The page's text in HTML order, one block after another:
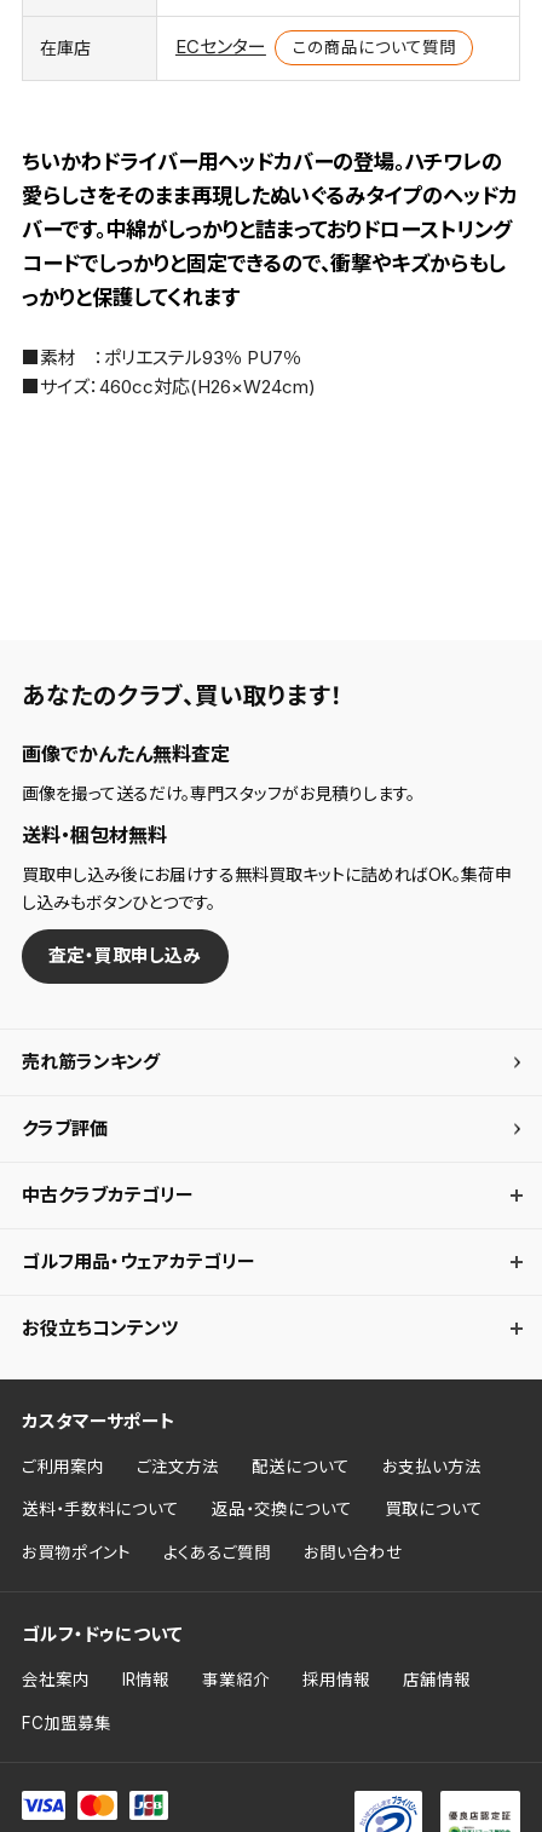
在庫店 ECセンター この商品について質問
ちいかわドライバー用ヘッドカバーの登場。ハチワレの
愛らしさをそのまま再現したぬいぐるみタイプのヘッドカ
バーです。中綿がしっかりと詰まっておりドローストリング
コードでしっかりと固定できるので、衝撃やキズからもし
っかりと保護してくれます
■素材 ：ポリエステル93％ PU7％
■サイズ：460cc対応(H26×W24cm)
あなたのクラブ、 買い取ります！
画像でかんたん無料査定
画像を撮って送るだけ。専門スタッフがお見積りします。
送料・梱包材無料
買取申し込み後にお届けする無料買取キットに詰めればOK。集荷申
し込みもボタンひとつです。
査定・買取申し込み
売れ筋ランキング
クラブ評価
中古クラブカテゴリー
ゴルフ用品・ウェアカテゴリー
お役立ちコンテンツ
カスタマーサポート
ご利用案内 ご注文方法 配送について お支払い方法
送料・手数料について 返品・交換について 買取について
お買物ポイント よくあるご質問 お問い合わせ
ゴルフ・ドゥについて
会社案内 IR情報 事業紹介 採用情報 店舗情報
FC加盟募集